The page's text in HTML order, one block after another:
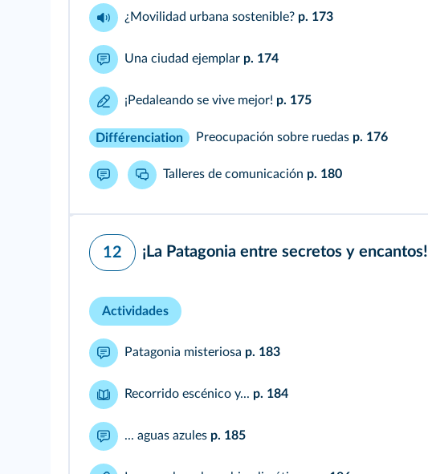
¿Movilidad urbana sostenible? p. 173
Una ciudad ejemplar p. 174
¡Pedaleando se vive mejor! p. 175
Différenciation Preocupación sobre ruedas p. 176
Talleres de comunicación p. 180
12 ¡La Patagonia entre secretos y encantos!
Actividades
Patagonia misteriosa p. 183
Recorrido escénico y... p. 184
... aguas azules p. 185